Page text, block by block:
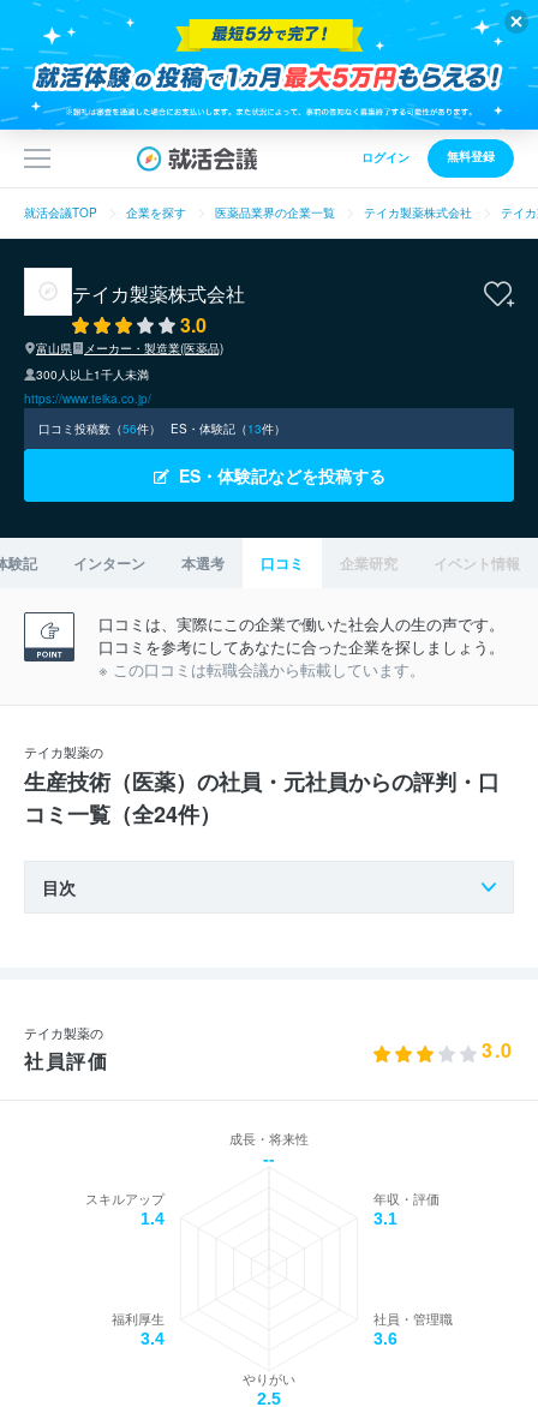
ログイン 無料登録
就活会議TOP 企業を探す 医薬品業界の企業一覧 テイカ製薬株式会社 テイ
テイカ製薬株式会社
3.0
富山県
メーカー・製造業(医薬品)
300人以上1千人未満
https://www.teika.co.jp/
口コミ投稿数（56件） ES・体験記（13件）
ES・体験記などを投稿する
験記 インターン 本選考 口コミ 企業研究 イベント情報
口コミは、実際にこの企業で働いた社会人の生の声です。
口コミを参考にしてあなたに合った企業を探しましょう。
※ この口コミは転職会議から転載しています。
テイカ製薬の
生産技術（医薬）の社員・元社員からの評判・口
コミ一覧（全24件）
目次
テイカ製薬の
社員評価 3.0
成長・将来性
--
年収・評価
3.1
社員・管理職
3.6
やりがい
2.5
福利厚生
3.4
スキルアップ
1.4